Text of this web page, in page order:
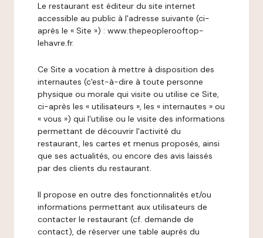
Le restaurant est éditeur du site internet
accessible au public à l'adresse suivante (ci-
après le « Site ») : www.thepeoplerooftop-
lehavre.fr.
Ce Site a vocation à mettre à disposition des
internautes (c'est-à-dire à toute personne
physique ou morale qui visite ou utilise ce Site,
ci-après les « utilisateurs », les « internautes » ou
« vous ») qui l'utilise ou le visite des informations
permettant de découvrir l'activité du
restaurant, les cartes et menus proposés, ainsi
que ses actualités, ou encore des avis laissés
par des clients du restaurant.
Il propose en outre des fonctionnalités et/ou
informations permettant aux utilisateurs de
contacter le restaurant (cf. demande de
contact), de réserver une table auprès du